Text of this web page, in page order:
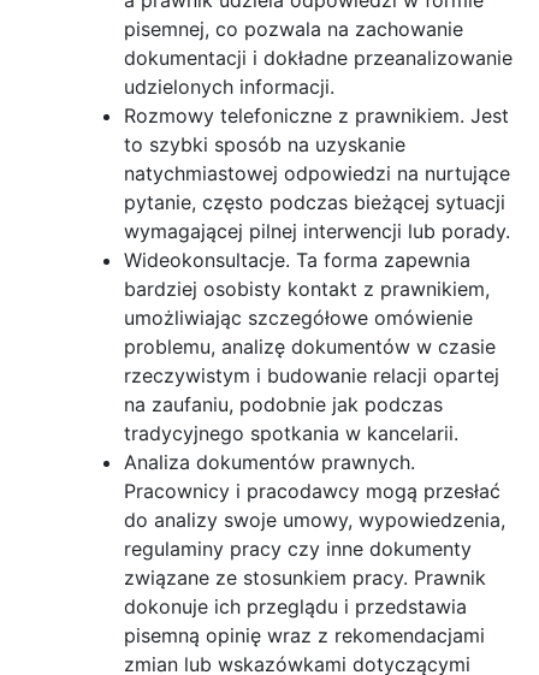
pisemnej, co pozwala na zachowanie
dokumentacji i dokładne przeanalizowanie
udzielonych informacji.
Rozmowy telefoniczne z prawnikiem. Jest
to szybki sposób na uzyskanie
natychmiastowej odpowiedzi na nurtujące
pytanie, często podczas bieżącej sytuacji
wymagającej pilnej interwencji lub porady.
Wideokonsultacje. Ta forma zapewnia
bardziej osobisty kontakt z prawnikiem,
umożliwiając szczegółowe omówienie
problemu, analizę dokumentów w czasie
rzeczywistym i budowanie relacji opartej
na zaufaniu, podobnie jak podczas
tradycyjnego spotkania w kancelarii.
Analiza dokumentów prawnych.
Pracownicy i pracodawcy mogą przesłać
do analizy swoje umowy, wypowiedzenia,
regulaminy pracy czy inne dokumenty
związane ze stosunkiem pracy. Prawnik
dokonuje ich przeglądu i przedstawia
pisemną opinię wraz z rekomendacjami
zmian lub wskazówkami dotyczącymi